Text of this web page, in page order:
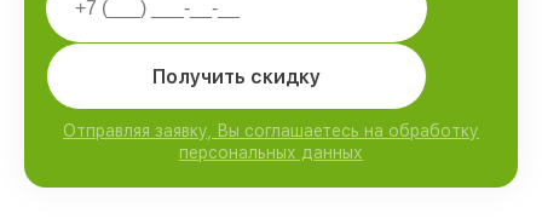
Получить скидку
Отправляя заявку, Вы соглашаетесь на обработку
персональных данных